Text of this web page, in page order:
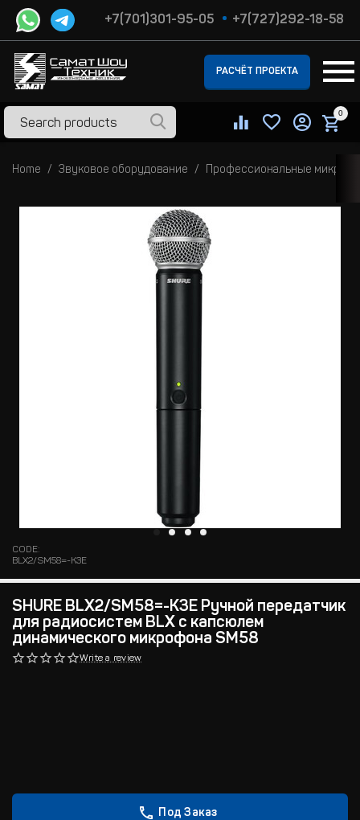
+7(701)301-95-05 +7(727)292-18-58
РАСЧЁТ ПРОЕКТА
0
Home Звуковое оборудование Профессиональные
CODE:
BLX2/SM58=-K3E
SHURE BLX2/SM58=-K3E Ручной передатчик
для радиосистем BLX с капсюлем
динамического микрофона SM58
Write a review
Под Заказ